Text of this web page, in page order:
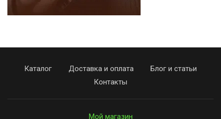
Каталог Доставка и оплата
Блог и статьи
Контакты
Мой магазин